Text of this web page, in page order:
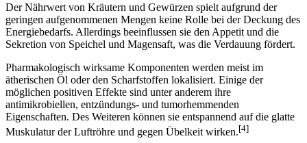
Der Nährwert von Kräutern und Gewürzen spielt aufgrund der
geringen aufgenommenen Mengen keine Rolle bei der Deckung des
Energiebedarfs. Allerdings beeinflussen sie den Appetit und die
Sekretion von Speichel und Magensaft, was die Verdauung fördert.
Pharmakologisch wirksame Komponenten werden meist im
ätherischen Öl oder den Scharfstoffen lokalisiert. Einige der
möglichen positiven Effekte sind unter anderem ihre
antimikrobiellen, entzündungs- und tumorhemmenden
Eigenschaften. Des Weiteren können sie entspannend auf die glatte
Muskulatur der Luftröhre und gegen Übelkeit wirken.[4]